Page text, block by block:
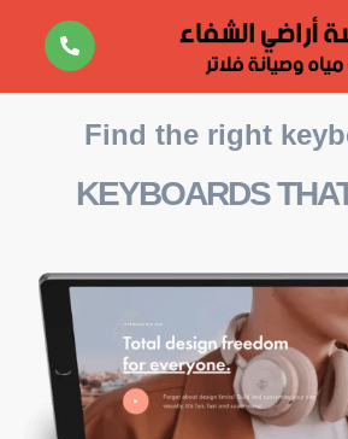
Find the right
KEYBOARDS